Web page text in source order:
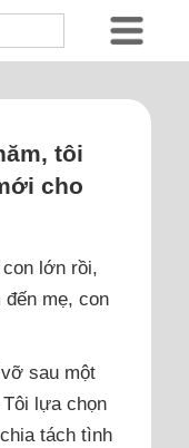
tôi
cho
lớn rồi,
đến mẹ, con
sau một
lựa chọn
tách tình